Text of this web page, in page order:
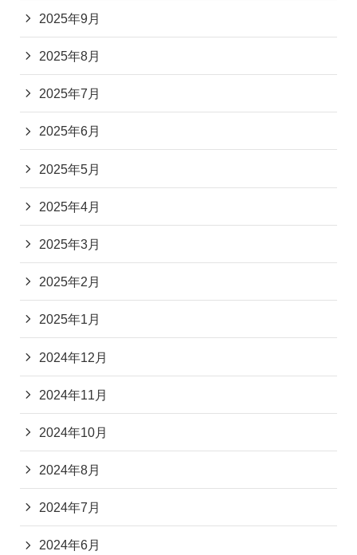
2025年9月
2025年8月
2025年7月
2025年6月
2025年5月
2025年4月
2025年3月
2025年2月
2025年1月
2024年12月
2024年11月
2024年10月
2024年8月
2024年7月
2024年6月